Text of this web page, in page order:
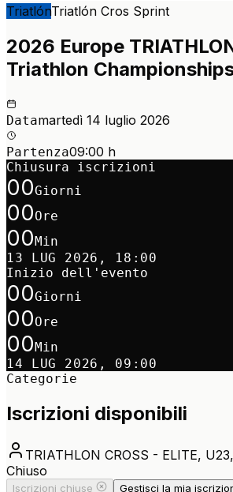
TriatlónTriatlón Cros Sprint
2026 Europe
Triathlon
Datamartedì 14 luglio 2026
Partenza09:00 h
Chiusura iscrizioni
00Giorni
00Ore
00Min
13 LUG 2026, 18:00
Inizio dell'evento
00Giorni
00Ore
00Min
14 LUG 2026, 09:00
Categorie
Iscrizioni disponibili
TRIATHLON CROSS - ELITE,
Chiuso
Iscrizioni chiuse Gestisci la mia